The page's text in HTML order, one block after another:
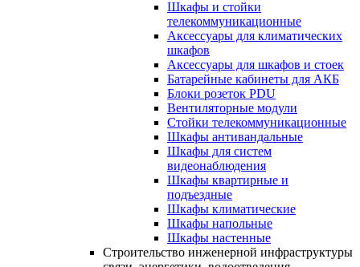
Шкафы и стойки
телекоммуникационные
Аксессуары для климатических
шкафов
Аксессуары для шкафов и стоек
Батарейные кабинеты для АКБ
Блоки розеток PDU
Вентиляторные модули
Стойки телекоммуникационные
Шкафы антивандальные
Шкафы для систем
видеонаблюдения
Шкафы квартирные и
подъездные
Шкафы климатические
Шкафы напольные
Шкафы настенные
Строительство инженерной инфраструктуры